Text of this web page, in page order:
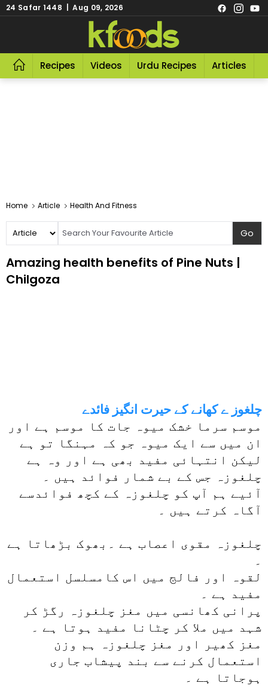
24 Safar 1448 | Aug 09, 2026
Recipes Videos Urdu Recipes Articles
Home Article Health And Fitness
Amazing health benefits of Pine Nuts |
Chilgoza
چلغوز ے کھانے کے حیرت انگیز فائدے
موسم سرما خشک میوہ جات کا موسم ہے اور
ان میں سے ایک میوہ جو کہ مہنگا تو ہے
لیکن انتہائی مفید بھی ہے اور وہ ہے
چلغوزہ جس کے بے شمار فوائد ہیں ۔
آئیے ہم آپ کو چلغوزہ کے کچھ فوائدسے
آگاہ کرتے ہیں ۔
چلغوزہ مقوی اعصاب ہے ۔بھوک بڑھاتا ہے
۔
لقوہ اور فالج میں اس کامسلسل استعمال
مفید ہے ۔
پرانی کھانسی میں مغز چلغوزہ رگڑ کر
شہد میں ملا کر چٹانا مفید ہوتا ہے ۔
مغز کھیر اور مغز چلغوزہ ہم وزن
استعمال کرنے سے بند پیشاب جاری
ہوجاتا ہے ۔